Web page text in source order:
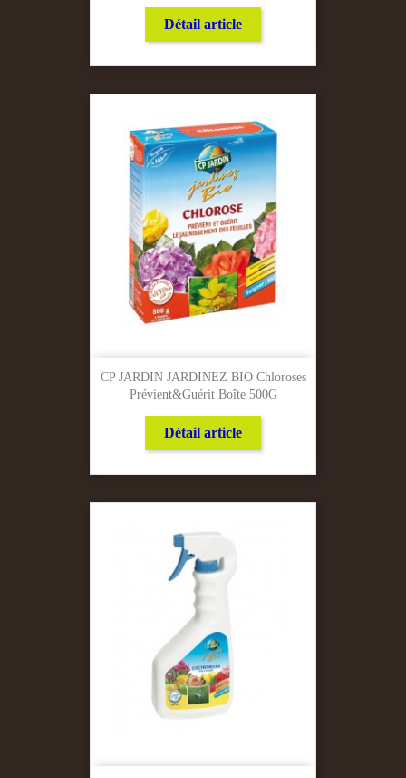
Détail article
CP JARDIN JARDINEZ BIO Chloroses
Prévient&guérit Boîte 500G
Détail article